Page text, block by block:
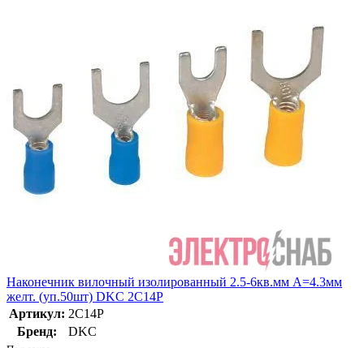
Наконечник вилочный изолированный 2.5-6кв.мм А=4.3мм
желт. (уп.50шт) DKC 2C14P
Артикул: 2C14P
Бренд:
DKC